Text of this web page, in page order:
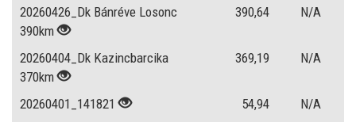
20260426_Dk Bánréve Losonc
390km
390,64 N/A
20260404_Dk Kazincbarcika
370km
369,19 N/A
20260401_141821 54,94 N/A